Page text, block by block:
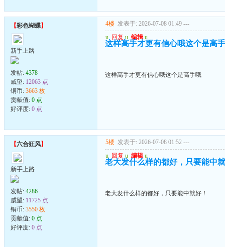
【彩色蝴蝶】
新手上路
发帖: 4378
威望: 12063 点
铜币: 3663 枚
贡献值: 0 点
好评度: 0 点
4楼 发表于: 2026-07-08 01:49 ---
u 回复 u 编辑 u
这样高手才更有信心哦这个是高
这样高手才更有信心哦这个是高手哦
【六合狂风】
新手上路
发帖: 4286
威望: 11725 点
铜币: 3550 枚
贡献值: 0 点
好评度: 0 点
5楼 发表于: 2026-07-08 01:52 ---
u 回复 u 编辑 u
老大发什么样的都好，只要能中
老大发什么样的都好，只要能中就好！